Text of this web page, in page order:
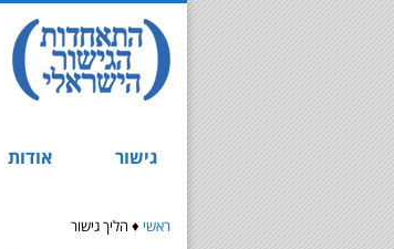
גישור אודות
ראשי ♦ הליך גישור